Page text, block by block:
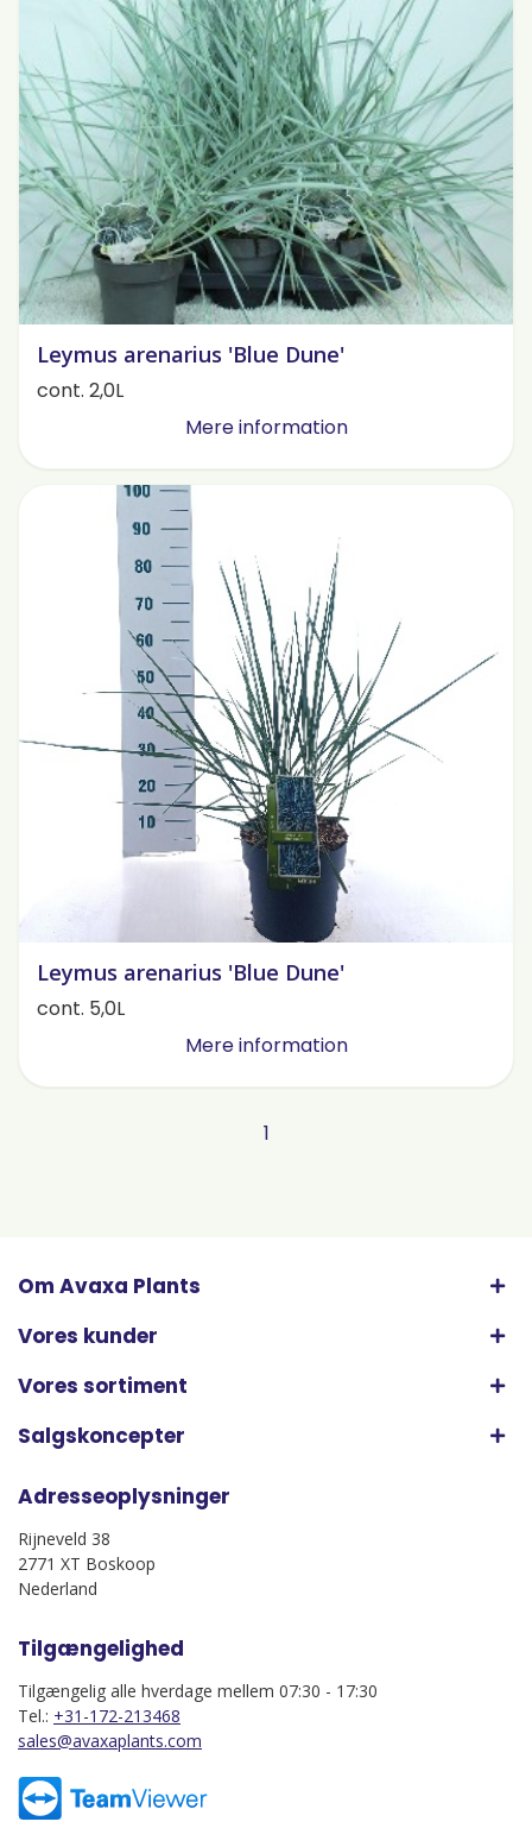
Leymus arenarius 'Blue Dune'
cont. 2,0L
Mere information
Leymus arenarius 'Blue Dune'
cont. 5,0L
Mere information
1
Om Avaxa Plants
Vores kunder
Vores sortiment
Salgskoncepter
Adresseoplysninger
Rijneveld 38
2771 XT Boskoop
Nederland
Tilgængelighed
Tilgængelig alle hverdage mellem 07:30 - 17:30
Tel.: +31-172-213468
sales@avaxaplants.com